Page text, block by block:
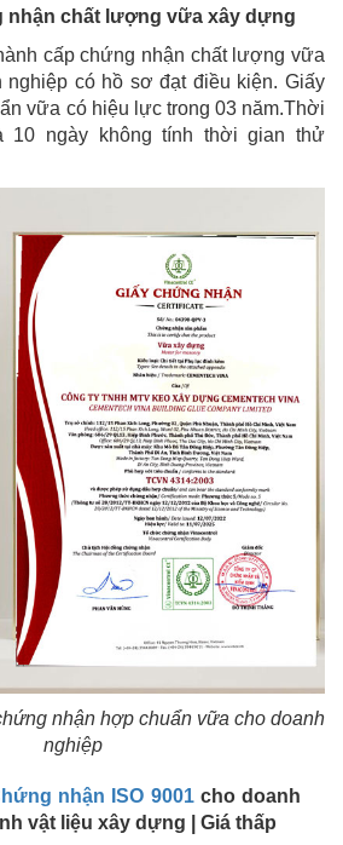
nhận chất lượng vữa xây dựng
cấp chứng nhận chất lượng vữa
nghiệp có hồ sơ đạt điều kiện. Giấy
vữa có hiệu lực trong 03 năm.Thời
10 ngày không tính thời gian thử
nhận hợp chuẩn vữa cho doanh
nghiệp
nhận ISO 9001 cho doanh
vật liệu xây dựng | Giá thấp